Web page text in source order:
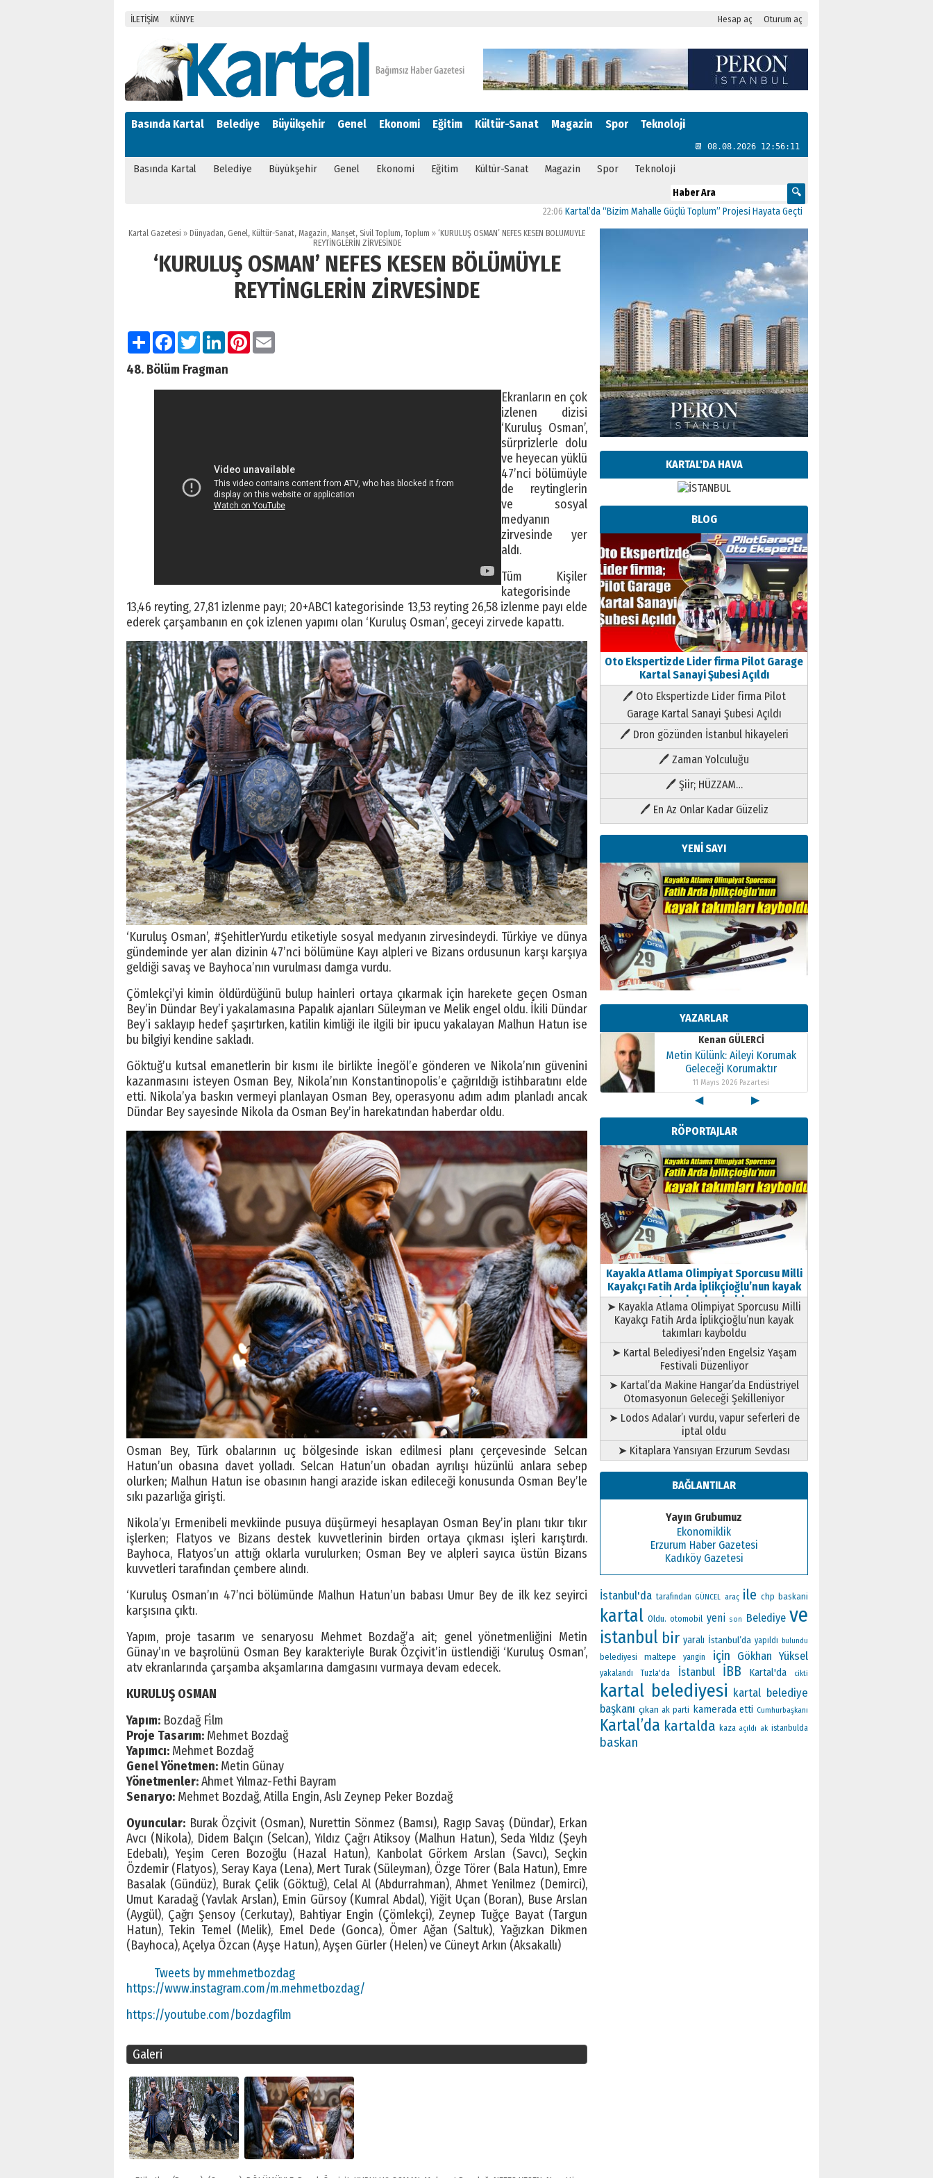
İLETİŞİM KÜNYE Hesap aç Oturum aç
Basında Kartal Belediye Büyükşehir Genel Ekonomi Eğitim Kültür-Sanat Magazin Spor Teknoloji
📆 08.08.2026 12:56:12
Basında Kartal Belediye Büyükşehir Genel Ekonomi Eğitim Kültür-Sanat Magazin Spor Teknoloji
Kartal’da “Bizim Mahalle Güçlü Toplum” Projesi Hayata Geçti 11:41 CHP Kartal’da Gülşen Neşe Büklü
Kartal Gazetesi » Dünyadan, Genel, Kültür-Sanat, Magazin, Manşet, Sivil Toplum,Toplum » ‘KURULUŞ OSMAN’ NEFES KESEN BÖLÜMÜYLE
REYTİNGLERİN ZİRVESİNDE
‘KURULUŞ OSMAN’ NEFES KESEN BÖLÜMÜYLE
REYTİNGLERİN ZİRVESİNDE
PaylaşFacebook
TwitterLinkedInPinterest
48. Bölüm Fragman
Ekranların en çok
izlenen dizisi
‘Kuruluş Osman’,
sürprizlerle dolu
ve heyecan yüklü
47’nci bölümüyle
de reytinglerin
ve sosyal
medyanın
zirvesinde yer
aldı.
Tüm Kişiler
kategorisinde
13,46 reyting, 27,81 izlenme payı; 20+ABC1 kategorisinde 13,53 reyting 26,58 izlenme payı elde
ederek çarşambanın en çok izlenen yapımı olan ‘Kuruluş Osman’, geceyi zirvede kapattı.
‘Kuruluş Osman’, #ŞehitlerYurdu etiketiyle sosyal medyanın zirvesindeydi. Türkiye ve dünya
gündeminde yer alan dizinin 47’nci bölümüne Kayı alpleri ve Bizans ordusunun karşı karşıya
geldiği savaş ve Bayhoca’nın vurulması damga vurdu.
Çömlekçi’yi kimin öldürdüğünü bulup hainleri ortaya çıkarmak için harekete geçen Osman
Bey’in Dündar Bey’i yakalamasına Papalık ajanları Süleyman ve Melik engel oldu. İkili Dündar
Bey’i saklayıp hedef şaşırtırken, katilin kimliği ile ilgili bir ipucu yakalayan Malhun Hatun ise
bu bilgiyi kendine sakladı.
Göktuğ’u kutsal emanetlerin bir kısmı ile birlikte İnegöl’e gönderen ve Nikola’nın güvenini
kazanmasını isteyen Osman Bey, Nikola’nın Konstantinopolis’e çağırıldığı istihbaratını elde
etti. Nikola’ya baskın vermeyi planlayan Osman Bey, operasyonu adım adım planladı ancak
Dündar Bey sayesinde Nikola da Osman Bey’in harekatından haberdar oldu.
Osman Bey, Türk obalarının uç bölgesinde iskan edilmesi planı çerçevesinde Selcan
Hatun’un obasına davet yolladı. Selcan Hatun’un obadan ayrılışı hüzünlü anlara sebep
olurken; Malhun Hatun ise obasının hangi arazide iskan edileceği konusunda Osman Bey’le
sıkı pazarlığa girişti.
Nikola’yı Ermenibeli mevkiinde pusuya düşürmeyi hesaplayan Osman Bey’in planı tıkır tıkır
işlerken; Flatyos ve Bizans destek kuvvetlerinin birden ortaya çıkması işleri karıştırdı.
Bayhoca, Flatyos’un attığı oklarla vurulurken; Osman Bey ve alpleri sayıca üstün Bizans
kuvvetleri tarafından çembere alındı.
‘Kuruluş Osman’ın 47’nci bölümünde Malhun Hatun’un babası Umur Bey de ilk kez seyirci
karşısına çıktı.
Yapım, proje tasarım ve senaryosu Mehmet Bozdağ’a ait; genel yönetmenliğini Metin
Günay’ın ve başrolünü Osman Bey karakteriyle Burak Özçivit’in üstlendiği ‘Kuruluş Osman’,
atv ekranlarında çarşamba akşamlarına damgasını vurmaya devam edecek.
KURULUŞ OSMAN
Yapım: Bozdağ Fi̇lm
Proje Tasarım: Mehmet Bozdağ
Yapımcı: Mehmet Bozdağ
Genel Yönetmen: Metin Günay
Yönetmenler:Ahmet Yılmaz-Fethi Bayram
Senaryo: Mehmet Bozdağ, Atilla Engin, Aslı Zeynep Peker Bozdağ
Oyuncular: Burak Özçivit (Osman), Nurettin Sönmez (Bamsı), Ragıp Savaş (Dündar), Erkan
Avcı (Nikola), Didem Balçın (Selcan), Yıldız Çağrı Atiksoy (Malhun Hatun), Seda Yıldız (Şeyh
Edebalı), Yeşim Ceren Bozoğlu (Hazal Hatun), Kanbolat Görkem Arslan (Savcı), Seçkin
Özdemir (Flatyos), Seray Kaya (Lena), Mert Turak (Süleyman), Özge Törer (Bala Hatun), Emre
Basalak (Gündüz), Burak Çelik (Göktuğ), Celal Al (Abdurrahman), Ahmet Yenilmez (Demirci),
Umut Karadağ (Yavlak Arslan), Emin Gürsoy (Kumral Abdal), Yiğit Uçan (Boran), Buse Arslan
(Aygül), Çağrı Şensoy (Cerkutay), Bahtiyar Engin (Çömlekçi), Zeynep Tuğçe Bayat (Targun
Hatun), Tekin Temel (Melik), Emel Dede (Gonca), Ömer Ağan (Saltuk), Yağızkan Dikmen
(Bayhoca), Açelya Özcan (Ayşe Hatun), Ayşen Gürler (Helen) ve Cüneyt Arkın (Aksakallı)
Tweets by mmehmetbozdag
https://www.instagram.com/m.mehmetbozdag/
https://youtube.com/bozdagfilm
Galeri
KARTAL'DA HAVA
BLOG
Oto Ekspertizde Lider firma Pilot Garage
Kartal Sanayi Şubesi Açıldı
🖊 Oto Ekspertizde Lider firma Pilot
Garage Kartal Sanayi Şubesi Açıldı
🖊 Dron gözünden İstanbul hikayeleri
🖊 Zaman Yolculuğu
🖊 Şiir; HÜZZAM…
🖊 En Az Onlar Kadar Güzeliz
YENİ SAYI
YAZARLAR
Kenan GÜLERCİ
Metin Külünk: Aileyi Korumak
Geleceği Korumaktır
11 Mayıs 2026 Pazartesi
Kenan GÜLERCİ
Metin Külünk: Aileyi Korumak
Geleceği Korumaktır
11 Mayıs 2026 Pazartesi
Kenan GÜLERCİ
Metin Külünk: Aileyi Korumak
Geleceği Korumaktır
11 Mayıs 2026 Pazartesi
◀ ▶
RÖPORTAJLAR
Kayakla Atlama Olimpiyat Sporcusu Milli
Kayakçı Fatih Arda İplikçioğlu’nun kayak
takımları kayboldu
➤ Kayakla Atlama Olimpiyat Sporcusu Milli
Kayakçı Fatih Arda İplikçioğlu’nun kayak
takımları kayboldu
➤ Kartal Belediyesi’nden Engelsiz Yaşam
Festivali Düzenliyor
➤ Kartal’da Makine Hangar’da Endüstriyel
Otomasyonun Geleceği Şekilleniyor
➤ Lodos Adalar’ı vurdu, vapur seferleri de
iptal oldu
➤ Kitaplara Yansıyan Erzurum Sevdası
BAĞLANTILAR
Yayın Grubumuz
Ekonomiklik
Erzurum Haber Gazetesi
Kadıköy Gazetesi
İstanbul'da tarafından GÜNCEL araç ile chp baskani
kartal Oldu. otomobil yeni son Belediye ve
istanbul bir yaralı İstanbul’da yapıldı bulundu
belediyesi maltepe yangin için Gökhan Yüksel
yakalandı Tuzla'da İstanbul İBB Kartal'da cikti
kartal belediyesi kartal belediye
başkanı çıkan ak parti kamerada etti Cumhurbaşkanı
Kartal’da kartalda kaza açıldı ak istanbulda
baskan